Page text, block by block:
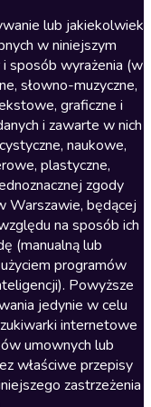
lub jakiekolwiek
w niniejszym
sposób wyrażenia (w
słowno-muzyczne,
graficzne i
i zawarte w nich
naukowe,
plastyczne,
zgody
Warszawie, będącej
na sposób ich
(manualną lub
programów
Powyższe
jedynie w celu
internetowe
umownych lub
właściwe przepisy
zastrzeżenia